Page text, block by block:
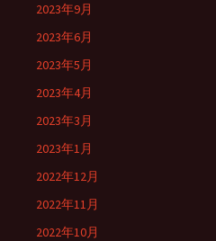
2023年9月
2023年6月
2023年5月
2023年4月
2023年3月
2023年1月
2022年12月
2022年11月
2022年10月